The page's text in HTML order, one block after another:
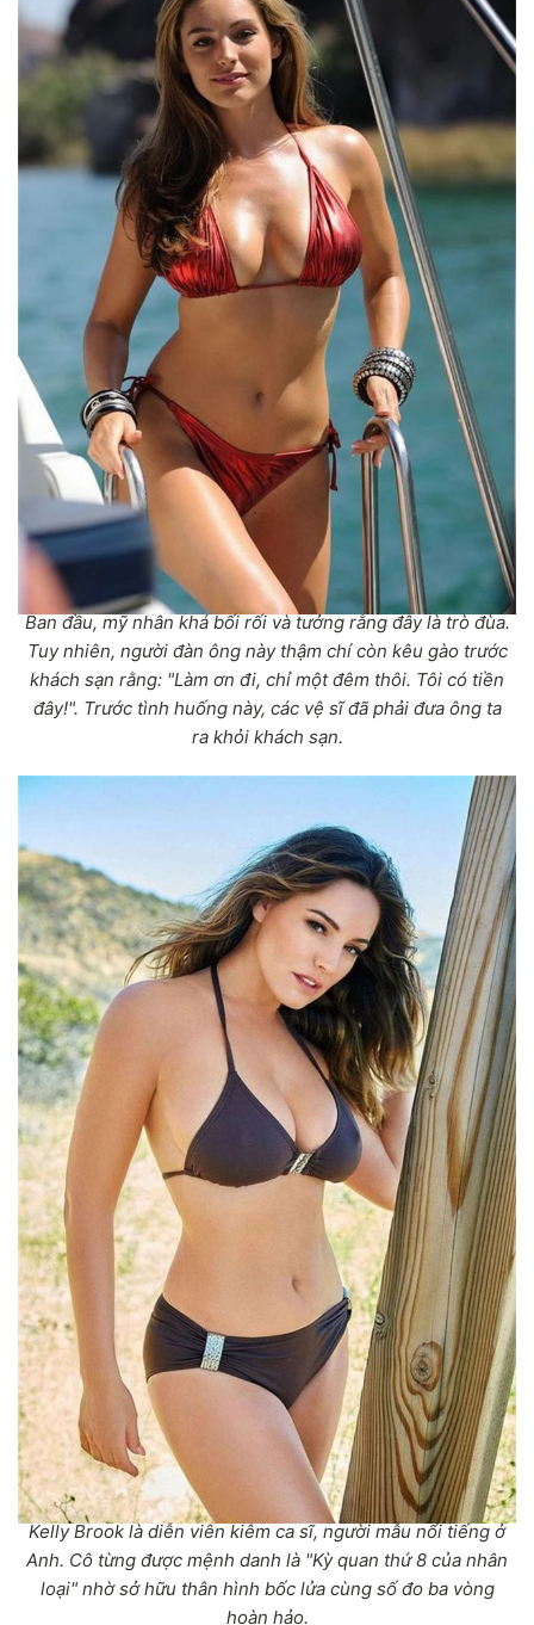
Ban đầu, mỹ nhân khá bối rối và tưởng rằng đây là trò đùa.
Tuy nhiên, người đàn ông này thậm chí còn kêu gào trước
khách sạn rằng: "Làm ơn đi, chỉ một đêm thôi. Tôi có tiền
đây!". Trước tình huống này, các vệ sĩ đã phải đưa ông ta
ra khỏi khách sạn.
Kelly Brook là diễn viên kiêm ca sĩ, người mẫu nổi tiếng ở
Anh. Cô từng được mệnh danh là "Kỳ quan thứ 8 của nhân
loại" nhờ sở hữu thân hình bốc lửa cùng số đo ba vòng
hoàn hảo.